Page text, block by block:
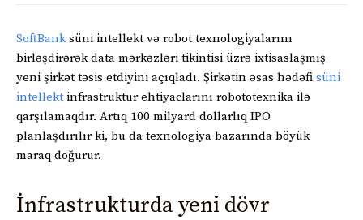
SoftBanksüni intellekt və robot texnologiyalarını
birləşdirərək data mərkəzləri tikintisi üzrə ixtisaslaşmış
yeni şirkət təsis etdiyini açıqladı. Şirkətin əsas hədəfi süni
intellekt infrastruktur ehtiyaclarını robototexnika ilə
qarşılamaqdır. Artıq 100 milyard dollarlıq IPO
planlaşdırılır ki, bu da texnologiya bazarında böyük
maraq doğurur.
İnfrastrukturda yeni dövr